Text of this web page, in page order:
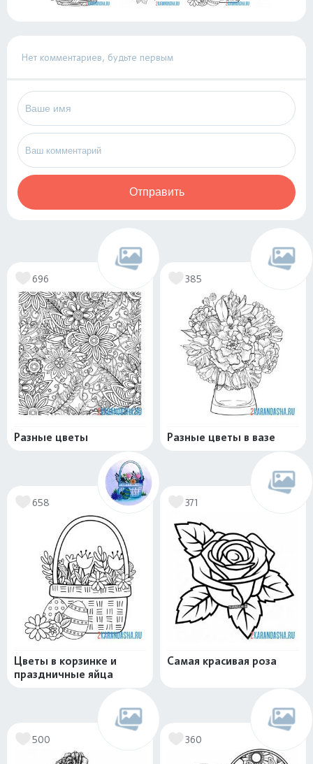
Нет комментариев, будьте первым
Отправить
696
Разные цветы
385
Разные цветы в вазе
658
Цветы в корзинке и
праздничные яйца
371
Самая красивая роза
500 360